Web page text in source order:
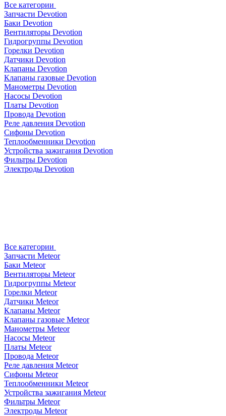
Все категории
Запчасти Devotion
Баки Devotion
Вентиляторы Devotion
Гидрогруппы Devotion
Горелки Devotion
Датчики Devotion
Клапаны Devotion
Клапаны газовые Devotion
Манометры Devotion
Насосы Devotion
Платы Devotion
Провода Devotion
Реле давления Devotion
Сифоны Devotion
Теплообменники Devotion
Устройства зажигания Devotion
Фильтры Devotion
Электроды Devotion
Все категории
Запчасти Meteor
Баки Meteor
Вентиляторы Meteor
Гидрогруппы Meteor
Горелки Meteor
Датчики Meteor
Клапаны Meteor
Клапаны газовые Meteor
Манометры Meteor
Насосы Meteor
Платы Meteor
Провода Meteor
Реле давления Meteor
Сифоны Meteor
Теплообменники Meteor
Устройства зажигания Meteor
Фильтры Meteor
Электроды Meteor